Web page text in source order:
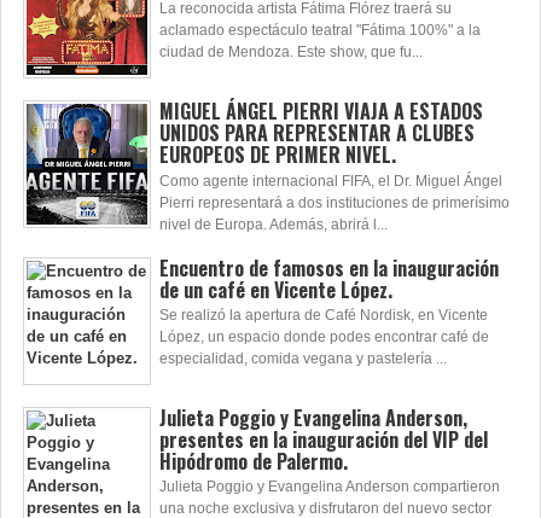
La reconocida artista Fátima Flórez traerá su
aclamado espectáculo teatral "Fátima 100%" a la
ciudad de Mendoza. Este show, que fu...
MIGUEL ÁNGEL PIERRI VIAJA A ESTADOS
UNIDOS PARA REPRESENTAR A CLUBES
EUROPEOS DE PRIMER NIVEL.
Como agente internacional FIFA, el Dr. Miguel Ángel
Pierri representará a dos instituciones de primerísimo
nivel de Europa. Además, abrirá l...
Encuentro de famosos en la inauguración
de un café en Vicente López.
Se realizó la apertura de Café Nordisk, en Vicente
López, un espacio donde podes encontrar café de
especialidad, comida vegana y pastelería ...
Julieta Poggio y Evangelina Anderson,
presentes en la inauguración del VIP del
Hipódromo de Palermo.
Julieta Poggio y Evangelina Anderson compartieron
una noche exclusiva y disfrutaron del nuevo sector